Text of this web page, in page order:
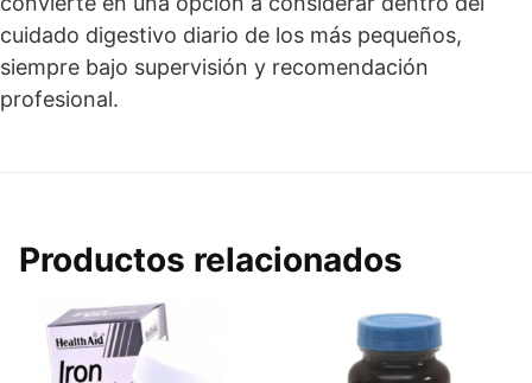
cuidado digestivo diario de los más pequeños,
siempre bajo supervisión y recomendación
profesional.
Productos relacionados